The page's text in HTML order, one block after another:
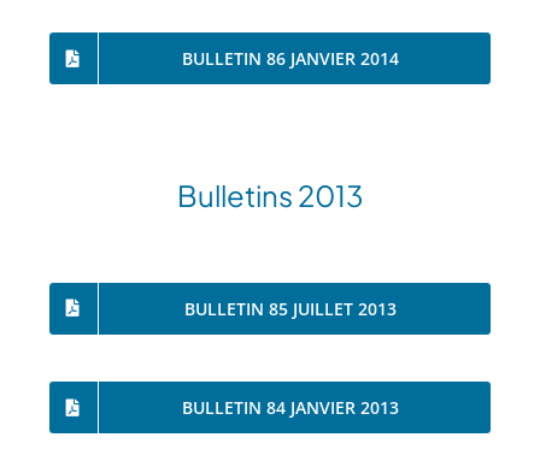
BULLETIN 86 JANVIER 2014
Bulletins 2013
BULLETIN 85 JUILLET 2013
BULLETIN 84 JANVIER 2013